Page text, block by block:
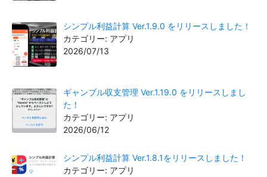
シンプル利益計算 Ver.1.9.0 をリリースしました！
カテゴリー: アプリ
2026/07/13
ギャンブル収支管理 Ver.1.19.0 をリリースしまし
た！
カテゴリー: アプリ
2026/06/12
シンプル利益計算 Ver.1.8.1をリリースしました！
カテゴリー: アプリ